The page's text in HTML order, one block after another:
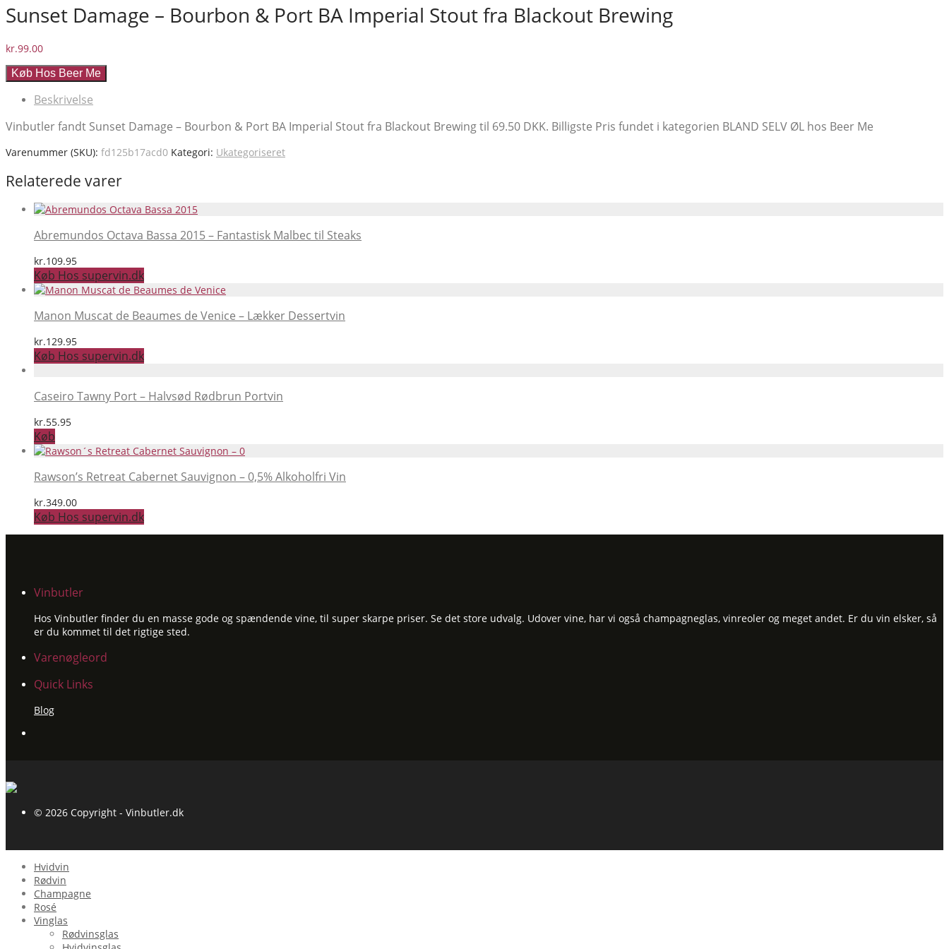
Sunset Damage – Bourbon & Port BA Imperial Stout fra Blackout Brewing
kr.99.00
Køb Hos Beer Me
Beskrivelse
Vinbutler fandt Sunset Damage – Bourbon & Port BA Imperial Stout fra Blackout Brewing til 69.50 DKK. Billigste Pris fundet i kategorien BLAND SELV ØL hos Beer Me
Varenummer (SKU): fd125b17acd0 Kategori: Ukategoriseret
Relaterede varer
Abremundos Octava Bassa 2015 – Fantastisk Malbec til Steaks
kr.109.95
Køb Hos supervin.dk
Manon Muscat de Beaumes de Venice – Lækker Dessertvin
kr.129.95
Køb Hos supervin.dk
Caseiro Tawny Port – Halvsød Rødbrun Portvin
kr.55.95
Køb
Rawson’s Retreat Cabernet Sauvignon – 0,5% Alkoholfri Vin
kr.349.00
Køb Hos supervin.dk
Vinbutler
Hos Vinbutler finder du en masse gode og spændende vine, til super skarpe priser. Se det store udvalg. Udover vine, har vi også champagneglas, vinreoler og meget andet. Er du vin elsker, så
er du kommet til det rigtige sted.
Varenøgleord
Quick Links
Blog
© 2026 Copyright - Vinbutler.dk
Hvidvin
Rødvin
Champagne
Rosé
Vinglas
Rødvinsglas